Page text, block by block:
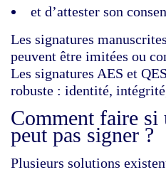
et d’attester son
Les signatures
peuvent être imitées ou
Les signatures AES et
robuste : identité,
Comment faire si
peut pas signer ?
Plusieurs solutions